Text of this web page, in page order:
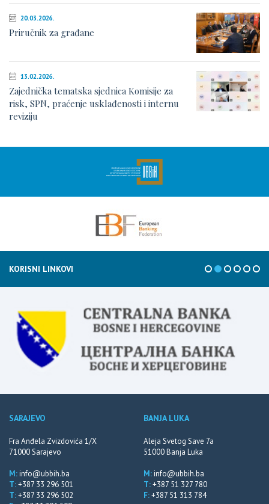
20.03.2026.
Priručnik za građane
13.02.2026.
Zajednička tematska sjednica Komisije za
risk, SPN, praćenje usklađenosti i internu
reviziju
KORISNI LINKOVI
SARAJEVO
Fra Anđela Zvizdovića 1/X
71000 Sarajevo
M:info@ubbih.ba
T:+387 33 296 501
T:+387 33 296 502
BANJA LUKA
Aleja Svetog Save 7a
51000 Banja Luka
M:info@ubbih.ba
T:+387 51 327 780
F:+387 51 313 784